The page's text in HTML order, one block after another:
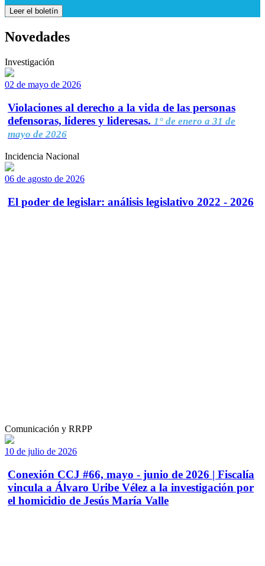
Leer el boletín
Novedades
Investigación
02 de mayo de 2026
Violaciones al derecho a la vida de las personas
defensoras, líderes y lideresas. 1° de enero a 31 de
mayo de 2026
Incidencia Nacional
06 de agosto de 2026
El poder de legislar: análisis legislativo 2022 - 2026
Comunicación y RRPP
10 de julio de 2026
Conexión CCJ #66, mayo - junio de 2026 | Fiscalía
vincula a Álvaro Uribe Vélez a la investigación por
el homicidio de Jesús María Valle